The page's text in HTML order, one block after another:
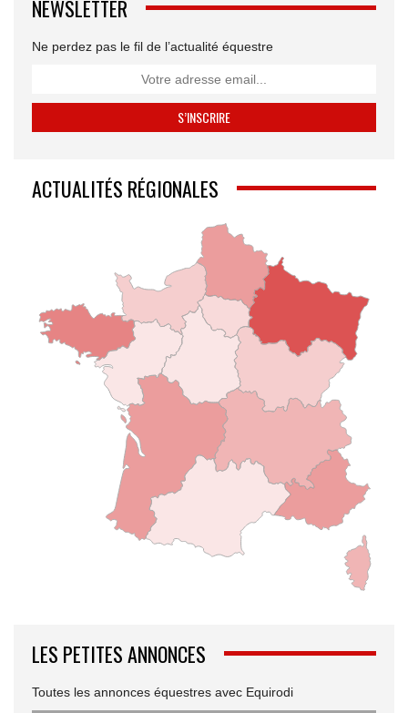
NEWSLETTER
Ne perdez pas le fil de l’actualité équestre
ACTUALITÉS RÉGIONALES
LES PETITES ANNONCES
Toutes les annonces équestres avec Equirodi